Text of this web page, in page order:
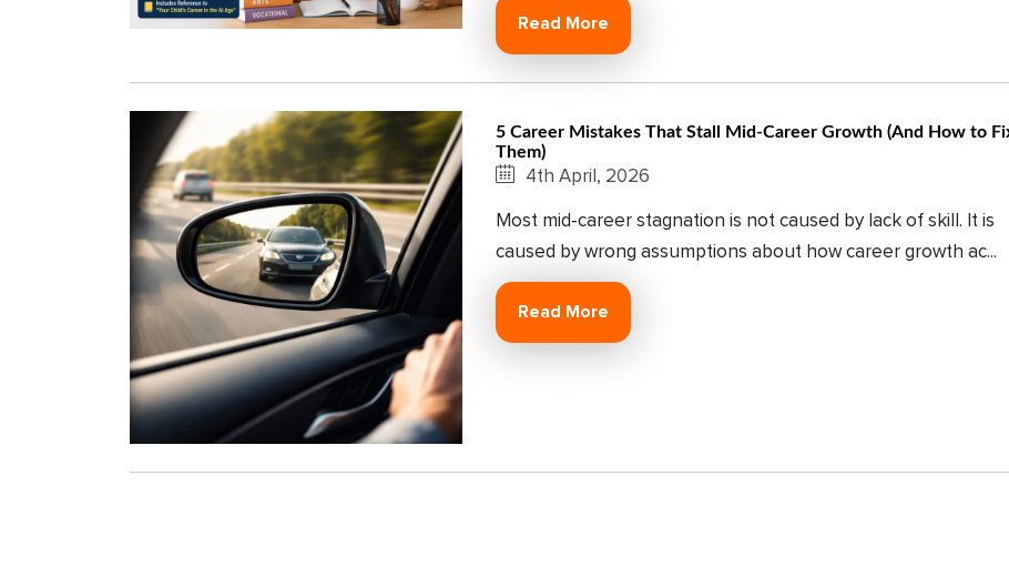
Read More
5 Career Mistakes That Stall Mid-Career Growth (And How to
Them)
4th April, 2026
Most mid-career stagnation is not caused by lack of skill. It is
caused by wrong assumptions about how career growth ac...
Read More